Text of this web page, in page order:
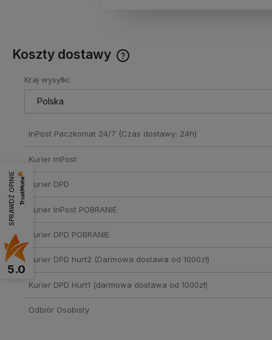
Koszty dostawy
Kraj wysyłki:
InPost Paczkomat 24/7 (Czas dostawy: 24h)
Kurier InPost
Kurier DPD
Kurier InPost POBRANIE
Kurier DPD POBRANIE
Kurier DPD hurt2 (Darmowa dostawa od 1000zł)
Kurier DPD Hurt1 (darmowa dostawa od 1000zł)
Odbiór Osobisty
SPRAWDŹ OPINIE
5.0